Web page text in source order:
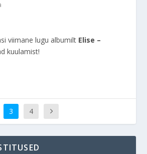
viimane lugu albumilt Elise –
kuulamist!
3 4